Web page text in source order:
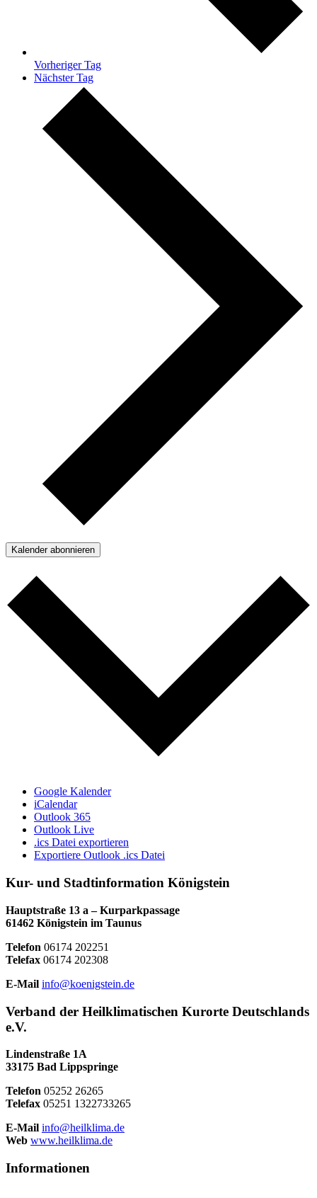
Vorheriger Tag
Nächster Tag
Kalender abonnieren
Google Kalender
iCalendar
Outlook 365
Outlook Live
.ics Datei exportieren
Exportiere Outlook .ics Datei
Kur- und Stadtinformation Königstein
Hauptstraße 13 a – Kurparkpassage
61462 Königstein im Taunus
Telefon 06174 202251
Telefax 06174 202308
E-Mail info@koenigstein.de
Verband der Heilklimatischen Kurorte Deutschlands
e.V.
Lindenstraße 1A
33175 Bad Lippspringe
Telefon 05252 26265
Telefax 05251 1322733265
E-Mail info@heilklima.de
Web www.heilklima.de
Informationen